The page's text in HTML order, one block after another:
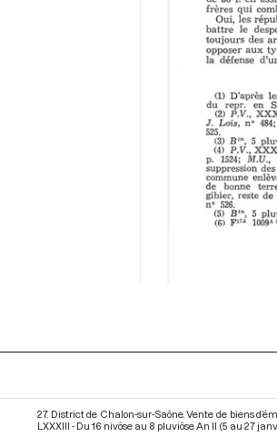
27. District de Chalon-sur-Saône. Vente de biens
LXXXIII - Du 16 nivôse au 8 pluviôse An II (5 au 27